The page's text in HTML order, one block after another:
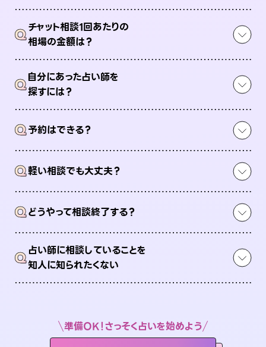
Qチャット相談1回あたりの
相場の金額は？
Q自分にあった占い師を
探すには？
Q予約はできる？
Q軽い相談でも大丈夫？
Qどうやって相談終了する？
Q占い師に相談していることを
知人に知られたくない
準備OK！さっそく占いを始めよう